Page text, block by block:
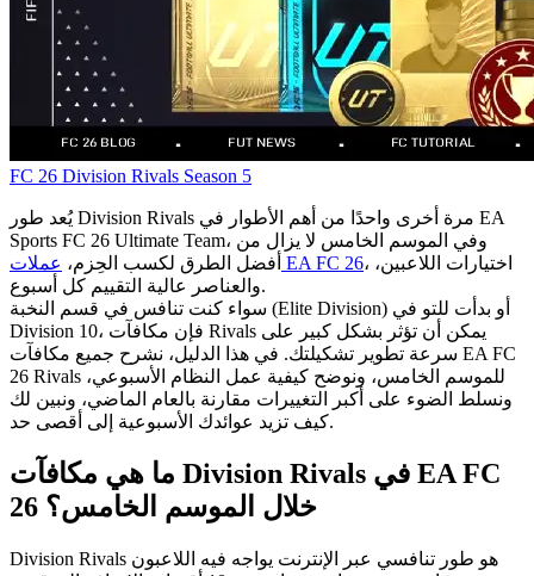
FC 26 Division Rivals Season 5
يُعد طور Division Rivals مرة أخرى واحدًا من أهم الأطوار في EA
Sports FC 26 Ultimate Team، وفي الموسم الخامس لا يزال من
أفضل الطرق لكسب الحِزم، عملات EA FC 26، اختيارات اللاعبين،
والعناصر عالية التقييم كل أسبوع.
سواء كنت تنافس في قسم النخبة (Elite Division) أو بدأت للتو في
Division 10، فإن مكافآت Rivals يمكن أن تؤثر بشكل كبير على
سرعة تطوير تشكيلتك. في هذا الدليل، نشرح جميع مكافآت EA FC
26 Rivals للموسم الخامس، ونوضح كيفية عمل النظام الأسبوعي،
ونسلط الضوء على أكبر التغييرات مقارنة بالعام الماضي، ونبين لك
كيف تزيد عوائدك الأسبوعية إلى أقصى حد.
ما هي مكافآت Division Rivals في EA FC
26 خلال الموسم الخامس؟
Division Rivals هو طور تنافسي عبر الإنترنت يواجه فيه اللاعبون